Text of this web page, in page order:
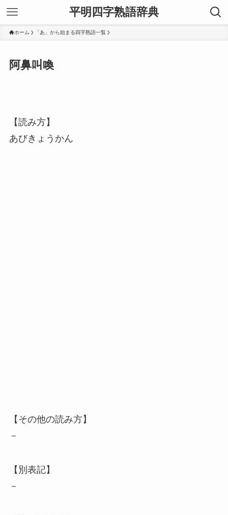
平明四字熟語辞典
ホーム 「あ」から始まる四字熟語一覧
阿鼻叫喚
【読み方】
あびきょうかん
【その他の読み方】
－
【別表記】
－